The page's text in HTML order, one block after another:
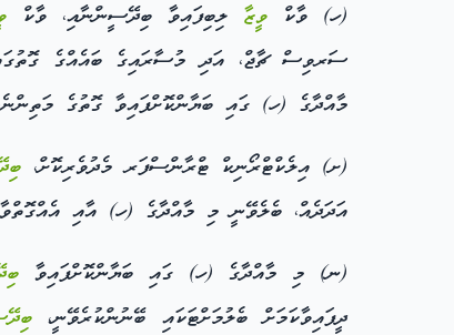
(ހ) ވާކް ވީޒާ ލިބިފައިވާ ބިދޭސީންނާއި، ވާކް
ސަރވިސް ޗާޖް، އަދި މުސާރައިގެ ބައެއްގެ
މާއްދާގެ (ހ) ގައި ބަޔާންކޮށްފައިވާ ގޮތުގެ
(ށ) އިލެކްޓްރޯނިކް ޓްރާންސްފަރ މެދުވެރިކޮށް،
އަދަދެއް، ބެލެވޭނީ މި މާއްދާގެ (ހ) އާއި
(ނ) މި މާއްދާގެ (ހ) ގައި ބަޔާންކޮށްފައިވާ
ދީފައިވާކަމަށް ބެލުމަށްޓަކައި ބޭނުންކުރެވޭނީ،